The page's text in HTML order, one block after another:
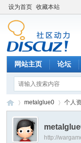
设为首页 收藏本站
网站主页 论坛
metalglue0 个人
http://